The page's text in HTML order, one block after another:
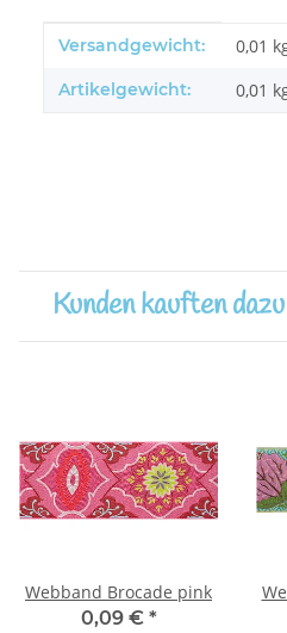
Produkteigenschaft
Wert
Versandgewicht: 0,01
Artikelgewicht: 0,01
Kunden kauften
Webband Brocade pink
0,09 € *